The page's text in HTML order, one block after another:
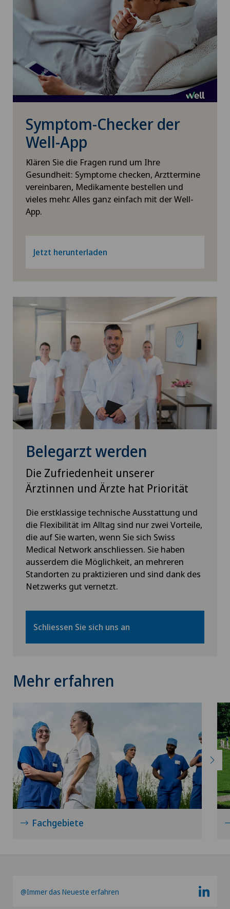
Handchirurgie
Hausärztliche Untersuchung
Hepatobiliärchirurgie (Leberchirurgie)
Homöopathie
Hornhauterkrankungen
Hornhauttransplantation
Hornhautverkrümmung (Astigmatismus)
Hüftimpingement
ICL-Technik
Individuell angepasste Medizinprodukte
Infektiologie
Interventionelle Kardiologie
Interventionelle Radiologie
Kalkschulter
Kardiologie
Kinder- und Jugendpsychiatrie
Kinderwunsch
Kniearthroskopie
Kniechirurgie
Knieprothese | Künstliches Kniegelenk
Knochendichtemessung (Osteodensitometrie)
Knorpelschaden
Koloproktologie
Xundheitszentrum
Xundheitszentrum Beromünster
Xundheitszentrum Egerkingen
Xundheitszentrum Escholzmatt
Xundheitszentrum Grindelwald
Xundheitszentrum Reinach
Xundheitszentrum Schaffhausen
Xundheitszentrum Seewadel
Symptom-Checker der
Well-App
Klären Sie die Fragen rund um Ihre
Gesundheit: Symptome checken, Arzttermine
vereinbaren, Medikamente bestellen und
vieles mehr. Alles ganz einfach mit der Well-
App.
Jetzt herunterladen
Belegarzt werden
Die Zufriedenheit unserer
Ärztinnen und Ärzte hat Priorität
Die erstklassige technische Ausstattung und
die Flexibilität im Alltag sind nur zwei Vorteile,
die auf Sie warten, wenn Sie sich Swiss
Medical Network anschliessen. Sie haben
ausserdem die Möglichkeit, an mehreren
Standorten zu praktizieren und sind dank des
Netzwerks gut vernetzt.
Schliessen Sie sich uns an
Mehr erfahren
Fachgebiete
@Immer das Neueste erfahren